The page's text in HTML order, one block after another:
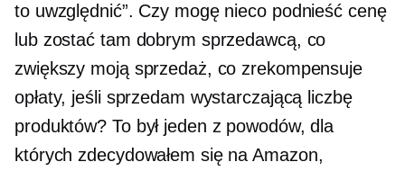
to uwzględnić”. Czy mogę nieco podnieść cenę
lub zostać tam dobrym sprzedawcą, co
zwiększy moją sprzedaż, co zrekompensuje
opłaty, jeśli sprzedam wystarczającą liczbę
produktów? To był jeden z powodów, dla
których zdecydowałem się na Amazon,